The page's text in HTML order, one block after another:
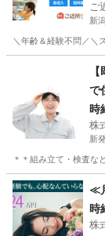
ご
新
＼年齢＆経験不問／＼
で
時
株
新
＊＊組み立て・検査な
新潟 新発田市 ≪
時
株